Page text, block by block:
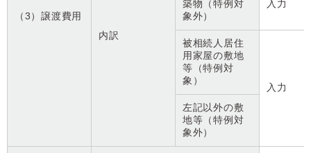
（3）譲渡費用
内訳
築物（特例対
象外）
入力
被相続人居住
用家屋の敷地
等（特例対
象）
入力
左記以外の敷
地等（特例対
象外）